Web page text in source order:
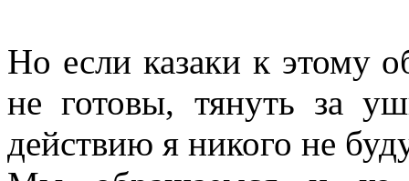
Но если казаки к этому
не готовы, тянуть за
действию я никого не